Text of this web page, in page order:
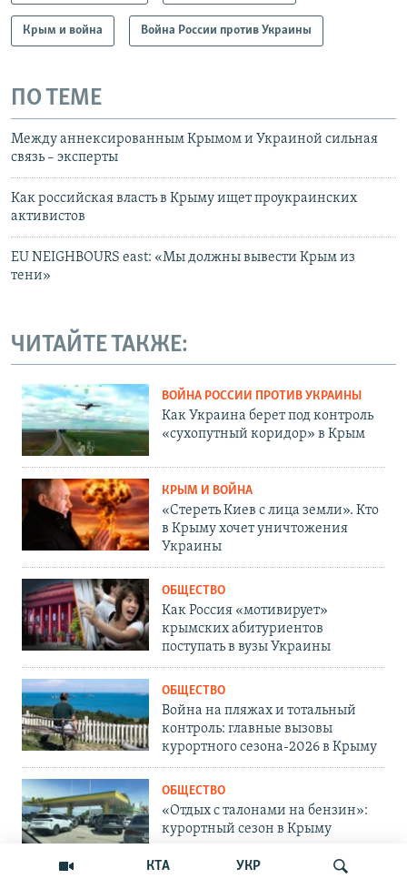
КТА УКР
Крым и война Война России против Украины
ПО ТЕМЕ
Между аннексированным Крымом и Украиной сильная
связь – эксперты
Как российская власть в Крыму ищет проукраинских
активистов
EU NEIGHBOURS east: «Мы должны вывести Крым из
тени»
ЧИТАЙТЕ ТАКЖЕ:
ВОЙНА РОССИИ ПРОТИВ УКРАИНЫ
Как Украина берет под контроль
«сухопутный коридор» в Крым
КРЫМ И ВОЙНА
«Стереть Киев с лица земли». Кто
в Крыму хочет уничтожения
Украины
ОБЩЕСТВО
Как Россия «мотивирует»
крымских абитуриентов
поступать в вузы Украины
ОБЩЕСТВО
Война на пляжах и тотальный
контроль: главные вызовы
курортного сезона-2026 в Крыму
ОБЩЕСТВО
«Отдых с талонами на бензин»:
курортный сезон в Крыму